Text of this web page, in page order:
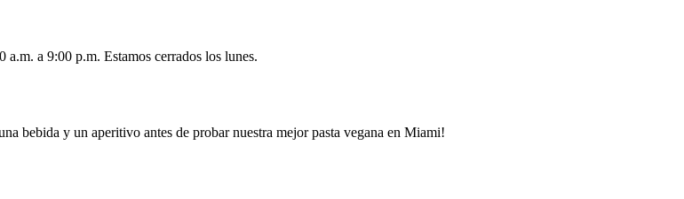
a 9:00 p.m. Estamos cerrados los lunes.
bebida y un aperitivo antes de probar nuestra mejor pasta vegana en Miami!